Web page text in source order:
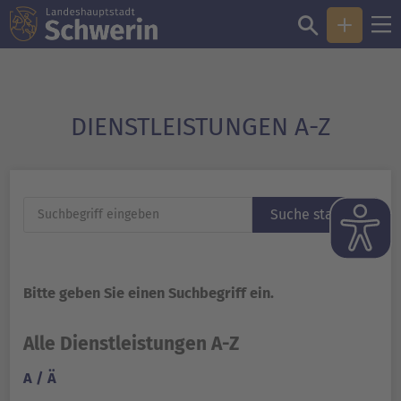
DIENST­LEISTUNGEN A-Z
Suche starten
Bitte geben Sie einen Suchbegriff ein.
Alle Dienstleistungen A-Z
A / Ä